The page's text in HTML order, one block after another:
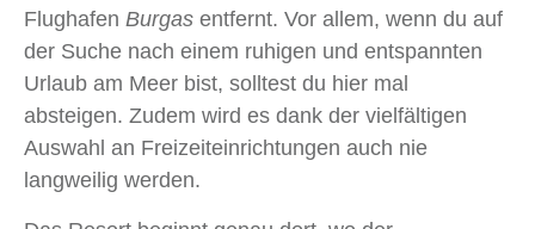
Flughafen Burgas entfernt. Vor allem, wenn du auf
der Suche nach einem ruhigen und entspannten
Urlaub am Meer bist, solltest du hier mal
absteigen. Zudem wird es dank der vielfältigen
Auswahl an Freizeiteinrichtungen auch nie
langweilig werden.